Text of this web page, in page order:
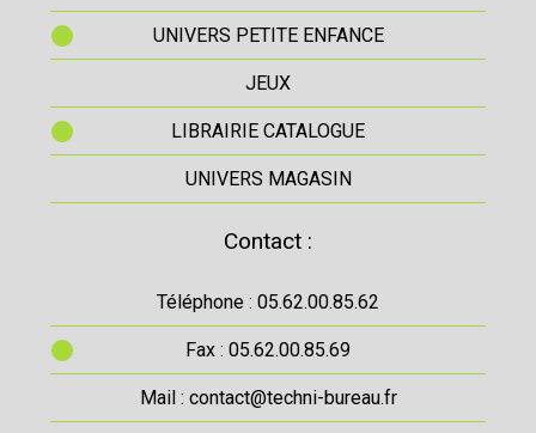
UNIVERS PETITE ENFANCE
JEUX
LIBRAIRIE CATALOGUE
UNIVERS MAGASIN
Contact :
Téléphone : 05.62.00.85.62
Fax : 05.62.00.85.69
Mail : contact@techni-bureau.fr